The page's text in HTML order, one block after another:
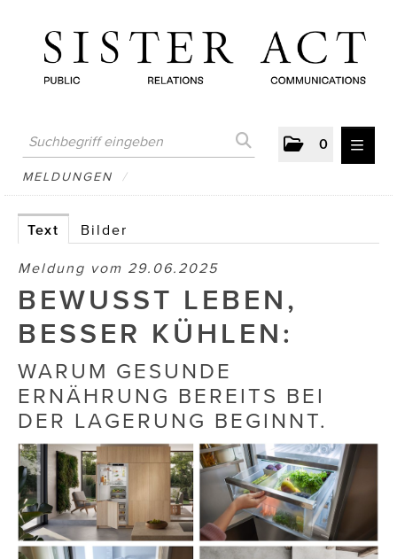
0
MELDUNGEN
AUSTRIAN PRESS DAY
ATELIER FĒ.
CUBE
Die Dudlerei
Dominic Marcus Singer
Dominique Scharax – Move Mind Breath
Dr. Albert Fuchs
MELDUNGEN /
Text Bilder
Meldung vom 29.06.2025
BEWUSST LEBEN,
BESSER KÜHLEN:
WARUM GESUNDE
ERNÄHRUNG BEREITS BEI
DER LAGERUNG BEGINNT.